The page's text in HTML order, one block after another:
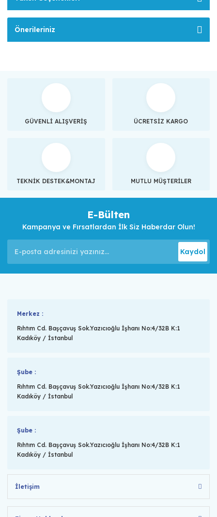
Önerileriniz
GÜVENLİ ALIŞVERİŞ ÜCRETSİZ KARGO
TEKNİK DESTEK&MONTAJ MUTLU MÜŞTERİLER
E-Bülten
Kampanya ve Fırsatlardan İlk Siz Haberdar Olun!
Kaydol
Merkez :
Rıhtım Cd. Başçavuş Sok.Yazıcıoğlu İşhanı No:4/32B K:1
Kadıköy / İstanbul
Şube :
Rıhtım Cd. Başçavuş Sok.Yazıcıoğlu İşhanı No:4/32B K:1
Kadıköy / İstanbul
Şube :
Rıhtım Cd. Başçavuş Sok.Yazıcıoğlu İşhanı No:4/32B K:1
Kadıköy / İstanbul
İletişim